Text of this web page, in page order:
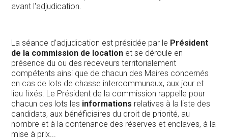
avant l'adjudication.
La séance d’adjudication est présidée par le Président
de la commission de location et se déroule en
présence du ou des receveurs territorialement
compétents ainsi que de chacun des Maires concernés
en cas de lots de chasse intercommunaux, aux jour et
lieu fixés. Le Président de la commission rappelle pour
chacun des lots les informations relatives à la liste des
candidats, aux bénéficiaires du droit de priorité, au
nombre et à la contenance des réserves et enclaves, à la
mise à prix...